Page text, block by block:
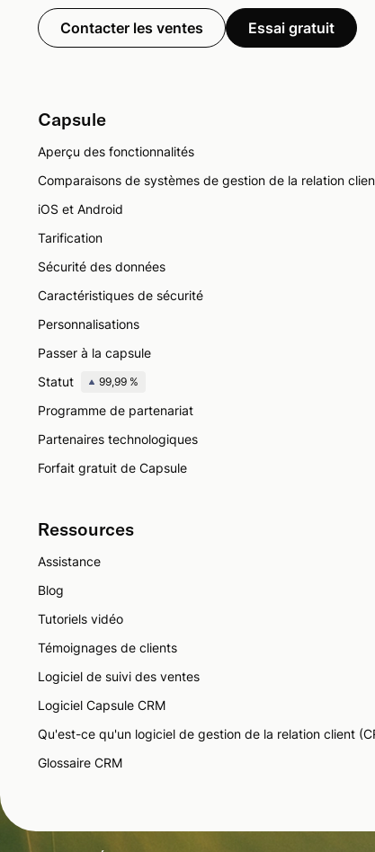
Contacter les ventes Essai gratuit
Capsule
Aperçu des fonctionnalités
Comparaisons de systèmes de gestion de la relation
iOS et Android
Tarification
Sécurité des données
Caractéristiques de sécurité
Personnalisations
Passer à la capsule
Statut
99,99 %
Programme de partenariat
Partenaires technologiques
Forfait gratuit de Capsule
Ressources
Assistance
Blog
Tutoriels vidéo
Témoignages de clients
Logiciel de suivi des ventes
Logiciel Capsule CRM
Qu'est-ce qu'un logiciel de gestion de la relation client
Glossaire CRM